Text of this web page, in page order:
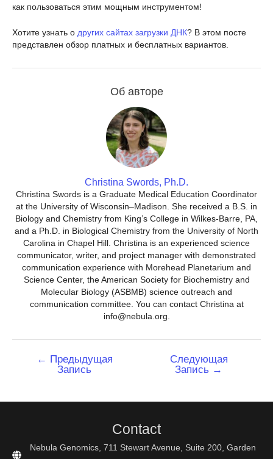
как пользоваться этим мощным инструментом!
Хотите узнать о других сайтах загрузки ДНК? В этом посте
представлен обзор платных и бесплатных вариантов.
Об авторе
Christina Swords, Ph.D.
Christina Swords is a Graduate Medical Education Coordinator
at the University of Wisconsin–Madison. She received a B.S. in
Biology and Chemistry from King’s College in Wilkes-Barre, PA,
and a Ph.D. in Biological Chemistry from the University of North
Carolina in Chapel Hill. Christina is an experienced science
communicator, writer, and project manager with demonstrated
communication experience with Morehead Planetarium and
Science Center, the American Society for Biochemistry and
Molecular Biology (ASBMB) science outreach and
communication committee. You can contact Christina at
info@nebula.org.
Навигация
← Предыдущая
Запись
Следующая
Запись →
Contact
Nebula Genomics, 711 Stewart Avenue, Suite 200, Garden